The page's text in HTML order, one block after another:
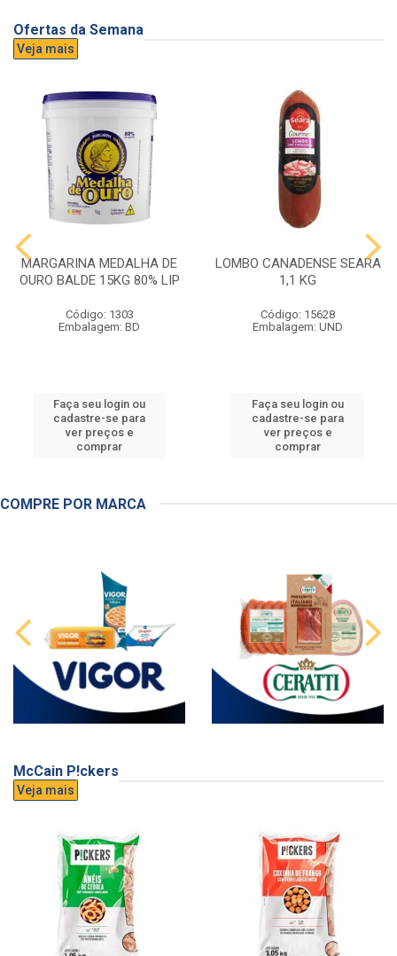
Ofertas da Semana
Veja mais
MARGARINA MEDALHA DE
OURO BALDE 15KG 80% LIP
Código: 1303
Embalagem: BD
Faça seu login ou
cadastre-se para
ver preços e
comprar
LOMBO CANADENSE SEARA
1,1 KG
Código: 15628
Embalagem: UND
Faça seu login ou
cadastre-se para
ver preços e
comprar
COMPRE POR MARCA
McCain P!ckers
Veja mais